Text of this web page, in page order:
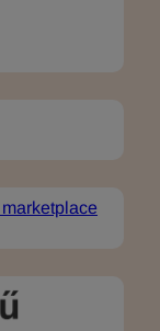
marketplace